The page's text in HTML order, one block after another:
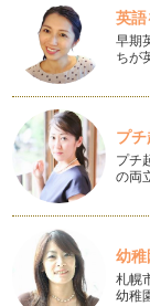
移ろう季節を感
ません。人間が
さくら
名ばかりの寒い
（さくらはじめ
昔の遊び
皆さまが初めて
だったでしょう
ひなまつり
３月弥生は『桃
を祝うおまつり
英
早期
ちが
プ
プチ
の両
幼
札幌
幼稚